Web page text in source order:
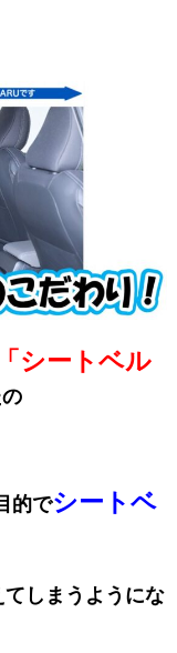
「シートベル
的でシートベ
てしまうようにな